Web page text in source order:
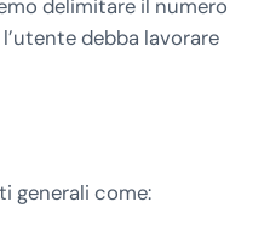
delimitare il numero
debba lavorare
generali come: